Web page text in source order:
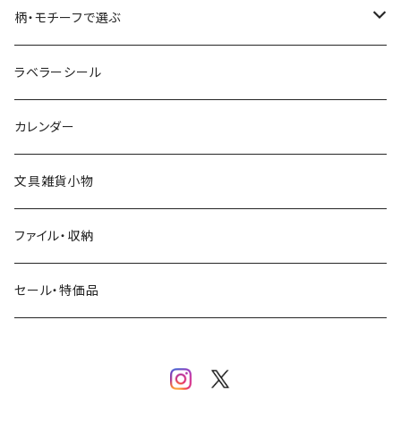
ミモザ
お花・フラワー・グリーン・植物
星燈社
ミナペルホネン
BGM
eric
SAIEN
田村美紀
パピアプラッツ（作家もの）
ヨハク
ネクタイ
Hutte paper works
ヨハク
eric
浅野みどり
西淑
柄・モチーフで選ぶ
フルーツ
食べ物・フード・スイーツ
パン・ブレッド
カフェ
コーヒー・飲み物・クリームソーダ
ラベラーシール
カレンダー
文具雑貨小物
ファイル・収納
セール・特価品